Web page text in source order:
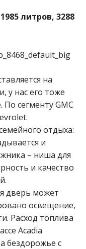
литров, 3288
на
у нас его тоже
сегменту GMC
отдыха:
и
– ниша для
и качество
дверь может
освещение,
Расход топлива
Acadia
бездорожье с